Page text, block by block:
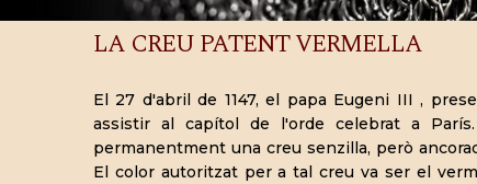
LA CREU PATENT VERMELLA
El 27 d'abril de 1147, el papa Eugeni III ,
assistir al capítol de l'orde celebrat a
permanentment una creu senzilla, però
El color autoritzat per a tal creu va ser el